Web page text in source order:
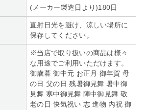
(メーカー製造日より)180日
直射日光を避け、涼しい場所に
保存してください。
※当店で取り扱いの商品は様々
な用途でご利用いただけます。
御歳暮 御中元 お正月 御年賀 母
の日 父の日 残暑御見舞 暑中御
見舞 寒中御見舞 陣中御見舞 敬
老の日 快気祝い 志 進物 内祝 御